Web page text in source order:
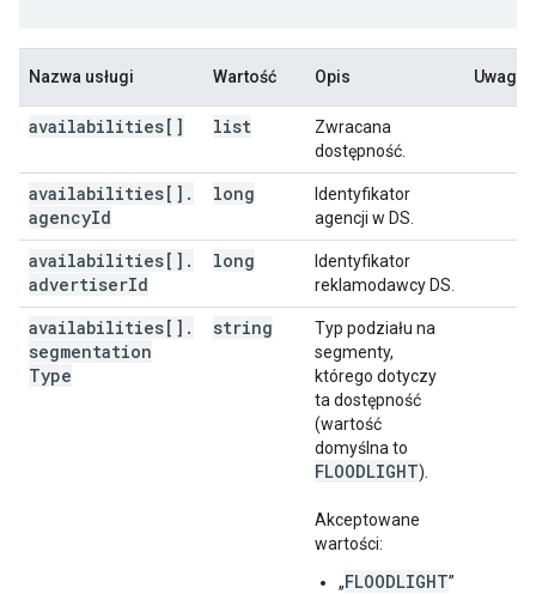
Nazwa usługi Wartość Opis Uwagi
availabilities[] list
Zwracana
dostępność.
availabilities[] .
agencyId
long
Identyfikator
agencji w DS.
availabilities[] .
advertiserId
long
Identyfikator
reklamodawcy DS.
availabilities[] .
segmentation
Type
string
Typ podziału na
segmenty,
którego dotyczy
ta dostępność
(wartość
domyślna to
FLOODLIGHT).
Akceptowane
wartości:
„FLOODLIGHT”